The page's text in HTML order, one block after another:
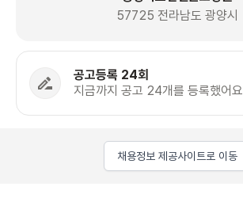
57725 전라남도 광양시
공고등록 24회
지금까지 공고 24개를 등록했어요
채용정보 제공사이트로 이동